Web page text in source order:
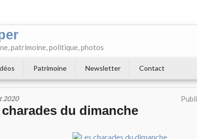
patrimoine, politique, photos
Patrimoine Newsletter Contact
2020
du dimanche